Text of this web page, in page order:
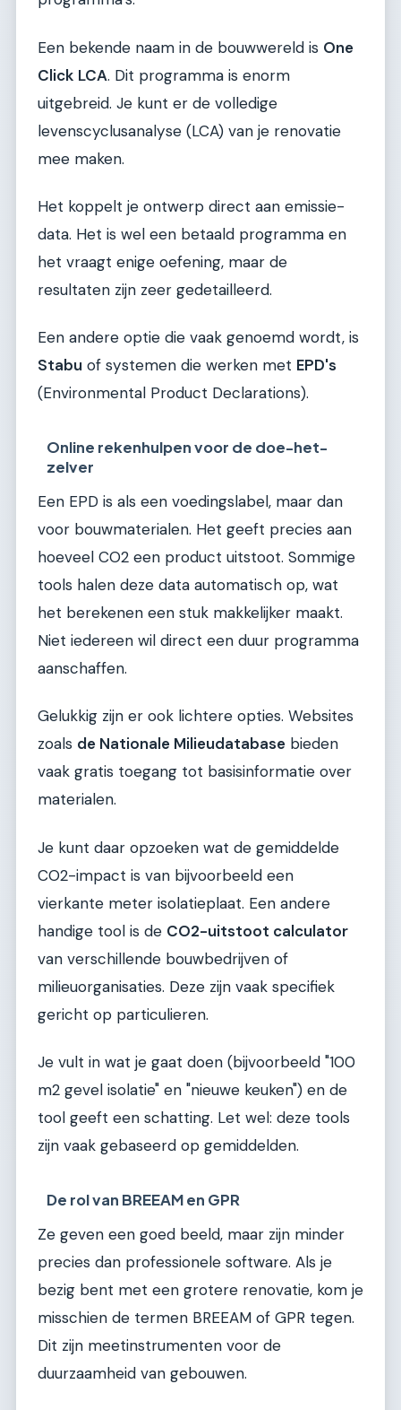
Een bekende naam in de bouwwereld is One
Click LCA. Dit programma is enorm
uitgebreid. Je kunt er de volledige
levenscyclusanalyse (LCA) van je renovatie
mee maken.
Het koppelt je ontwerp direct aan emissie-
data. Het is wel een betaald programma en
het vraagt enige oefening, maar de
resultaten zijn zeer gedetailleerd.
Een andere optie die vaak genoemd wordt, is
Stabu of systemen die werken met EPD's
(Environmental Product Declarations).
Online rekenhulpen voor de doe-het-
zelver
Een EPD is als een voedingslabel, maar dan
voor bouwmaterialen. Het geeft precies aan
hoeveel CO2 een product uitstoot. Sommige
tools halen deze data automatisch op, wat
het berekenen een stuk makkelijker maakt.
Niet iedereen wil direct een duur programma
aanschaffen.
Gelukkig zijn er ook lichtere opties. Websites
zoals de Nationale Milieudatabase bieden
vaak gratis toegang tot basisinformatie over
materialen.
Je kunt daar opzoeken wat de gemiddelde
CO2-impact is van bijvoorbeeld een
vierkante meter isolatieplaat. Een andere
handige tool is de CO2-uitstoot calculator
van verschillende bouwbedrijven of
milieuorganisaties. Deze zijn vaak specifiek
gericht op particulieren.
Je vult in wat je gaat doen (bijvoorbeeld "100
m2 gevel isolatie" en "nieuwe keuken") en de
tool geeft een schatting. Let wel: deze tools
zijn vaak gebaseerd op gemiddelden.
De rol van BREEAM en GPR
Ze geven een goed beeld, maar zijn minder
precies dan professionele software. Als je
bezig bent met een grotere renovatie, kom je
misschien de termen BREEAM of GPR tegen.
Dit zijn meetinstrumenten voor de
duurzaamheid van gebouwen.